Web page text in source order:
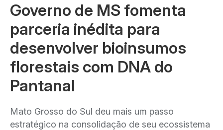
Governo de MS fomenta
parceria inédita para
desenvolver bioinsumos
florestais com DNA do
Pantanal
Mato Grosso do Sul deu mais um passo
estratégico na consolidação de seu ecossistema